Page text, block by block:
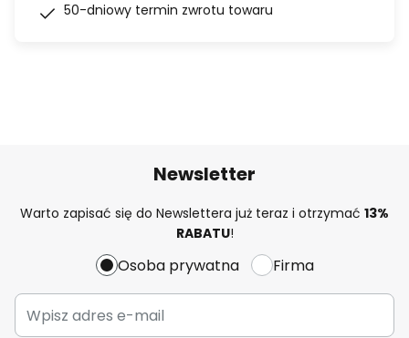
50-dniowy termin zwrotu towaru
Newsletter
Warto zapisać się do Newslettera już teraz i otrzymać 13%
RABATU!
Osoba prywatna Firma